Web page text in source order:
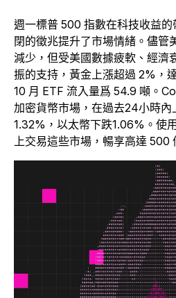
週一標普 500 指數在科技收益
閉的徵兆提升了市場情緒。儘管
減少，但受美國數據疲軟、經濟
振的支持，黃金上漲超過 2%，
10 月 ETF 流入量爲 54.9 噸。
加密貨幣市場，在過去24小時
1.32%，以太幣下跌1.06%。使
上交易這些市場，暢享高達 500